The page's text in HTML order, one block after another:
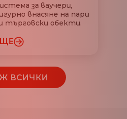
за ваучери,
внасяне на пари
търговски обекти.
ВСИЧКИ